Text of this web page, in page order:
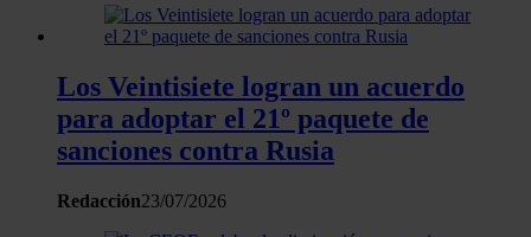
Los Veintisiete logran un acuerdo
para adoptar el 21º paquete de
sanciones contra Rusia
Redacción23/07/2026